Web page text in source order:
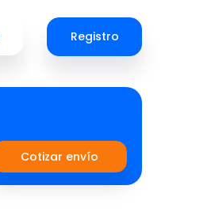
Registro
Cotizar envío